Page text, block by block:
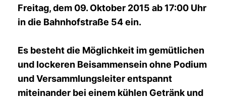
Freitag, dem 09. Oktober 2015 ab 17:00 Uhr
in die Bahnhofstraße 54 ein.
Es besteht die Möglichkeit im gemütlichen
und lockeren Beisammensein ohne Podium
und Versammlungsleiter entspannt
miteinander bei einem kühlen Getränk und